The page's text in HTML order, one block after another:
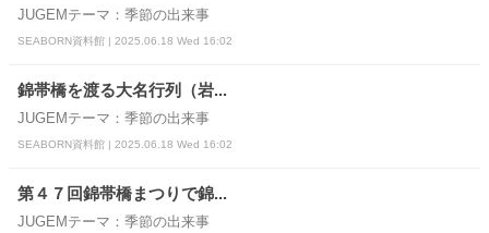
JUGEMテーマ：季節の出来事
SEABORN資料館 | 2025.06.18 Wed 16:02
錦帯橋を渡る大名行列（岩...
JUGEMテーマ：季節の出来事
SEABORN資料館 | 2025.06.18 Wed 16:02
第４７回錦帯橋まつりで錦...
JUGEMテーマ：季節の出来事